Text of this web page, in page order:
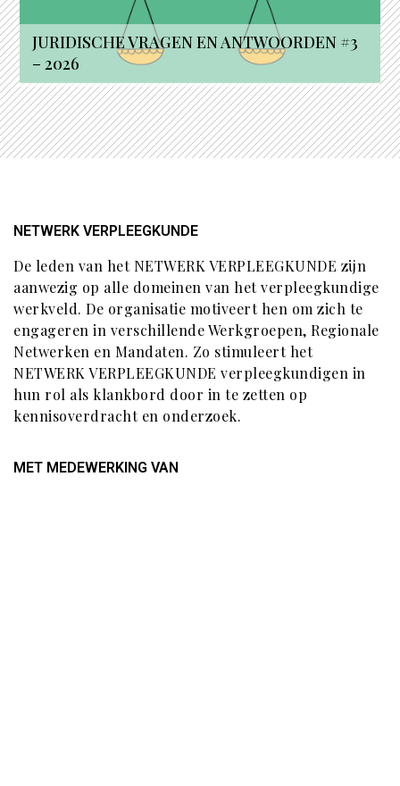
JURIDISCHE VRAGEN EN ANTWOORDEN #3
– 2026
NETWERK VERPLEEGKUNDE
De leden van het NETWERK VERPLEEGKUNDE zijn
aanwezig op alle domeinen van het verpleegkundige
werkveld. De organisatie motiveert hen om zich te
engageren in verschillende Werkgroepen, Regionale
Netwerken en Mandaten. Zo stimuleert het
NETWERK VERPLEEGKUNDE verpleegkundigen in
hun rol als klankbord door in te zetten op
kennisoverdracht en onderzoek.
MET MEDEWERKING VAN